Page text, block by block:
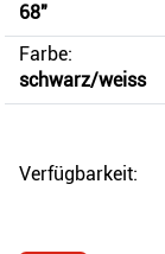
68"
Farbe:
schwarz/weiss
Verfügbarkeit: